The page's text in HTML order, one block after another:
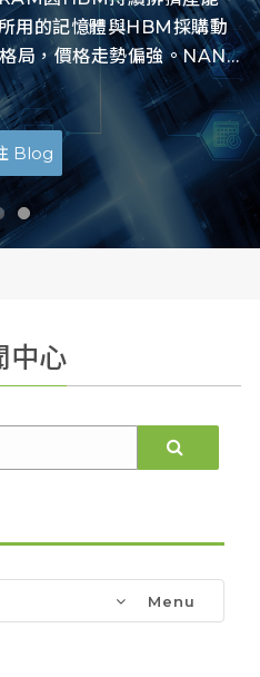
。近期超大型CSP、
GB/VR等整櫃式AI
提高，且Google、AWS新
陸續放量，加上中系業者擴
端大型語言模型(LLM) AI需
年AI server出貨年成長
31%。
Blog
用的記憶體與HBM採購動
局，價格走勢偏強。NAND
端消費需求持續走弱的情況
寬鬆，價格恐面臨修正壓
Blog
中心
Menu